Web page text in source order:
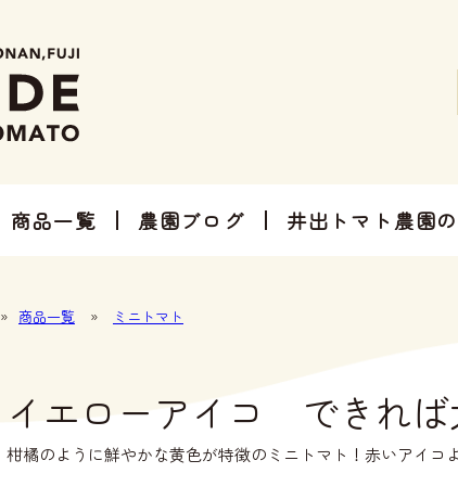
商品一覧 農園ブログ 井出トマト農園
» 商品一覧 » ミニトマト
イエローアイコ できれば
柑橘のように鮮やかな黄色が特徴のミニトマト！赤いアイコ